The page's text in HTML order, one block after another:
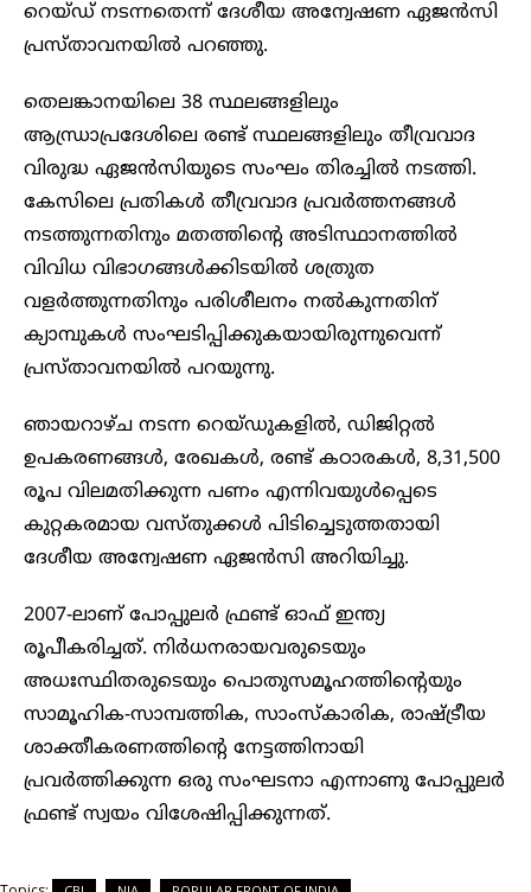
റെയ്ഡ് നടന്നതെന്ന് ദേശീയ അന്വേഷണ ഏജൻസി
പ്രസ്താവനയിൽ പറഞ്ഞു.
തെലങ്കാനയിലെ 38 സ്ഥലങ്ങളിലും
ആന്ധ്രാപ്രദേശിലെ രണ്ട് സ്ഥലങ്ങളിലും തീവ്രവാദ
വിരുദ്ധ ഏജൻസിയുടെ സംഘം തിരച്ചിൽ നടത്തി.
കേസിലെ പ്രതികൾ തീവ്രവാദ പ്രവർത്തനങ്ങൾ
നടത്തുന്നതിനും മതത്തിന്റെ അടിസ്ഥാനത്തിൽ
വിവിധ വിഭാഗങ്ങൾക്കിടയിൽ ശത്രുത
വളർത്തുന്നതിനും പരിശീലനം നൽകുന്നതിന്
ക്യാമ്പുകൾ സംഘടിപ്പിക്കുകയായിരുന്നുവെന്ന്
പ്രസ്താവനയിൽ പറയുന്നു.
ഞായറാഴ്ച നടന്ന റെയ്ഡുകളിൽ, ഡിജിറ്റൽ
ഉപകരണങ്ങൾ, രേഖകൾ, രണ്ട് കഠാരകൾ, 8,31,500
രൂപ വിലമതിക്കുന്ന പണം എന്നിവയുൾപ്പെടെ
കുറ്റകരമായ വസ്തുക്കൾ പിടിച്ചെടുത്തതായി
ദേശീയ അന്വേഷണ ഏജൻസി അറിയിച്ചു.
2007-ലാണ് പോപ്പുലർ ഫ്രണ്ട് ഓഫ് ഇന്ത്യ
രൂപീകരിച്ചത്. നിർധനരായവരുടെയും
അധഃസ്ഥിതരുടെയും പൊതുസമൂഹത്തിന്റെയും
സാമൂഹിക-സാമ്പത്തിക, സാംസ്കാരിക, രാഷ്ട്രീയ
ശാക്തീകരണത്തിന്റെ നേട്ടത്തിനായി
പ്രവർത്തിക്കുന്ന ഒരു സംഘടനാ എന്നാണു പോപ്പുലർ
ഫ്രണ്ട് സ്വയം വിശേഷിപ്പിക്കുന്നത്.